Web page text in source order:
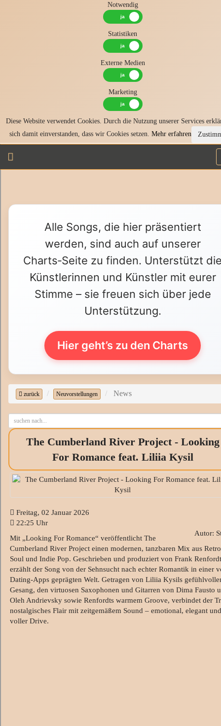
Notwendig
Statistiken
Externe Medien
Marketing
Diese Website verwendet Cookies. Durch die Nutzung unserer Services
sich damit einverstanden, dass wir Cookies setzen. Mehr erfahren
Alle Songs, die hier präsentiert
werden, sind auch auf unserer
Charts‑Seite zu finden. Unterstützt
Künstlerinnen und Künstler mit eurer
Stimme – sie freuen sich über jede
Unterstützung.
Hier geht’s zu den Charts
zurück Neuvorstellungen News
The Cumberland River Project - Looking
For Romance feat. Liliia Kysil
Freitag, 02 Januar 2026
22:25 Uhr
Autor:
Mit „Looking For Romance“ veröffentlicht The
Cumberland River Project einen modernen, tanzbaren Mix aus
Soul und Indie Pop. Geschrieben und produziert von Frank
erzählt der Song von der Sehnsucht nach echter Romantik in einer
Dating-Apps geprägten Welt. Getragen von Liliia Kysils
Gesang, den virtuosen Saxophonen und Gitarren von Dima Fausto
Oleh Andrievsky sowie Renfordts warmem Groove, verbindet der
nostalgisches Flair mit zeitgemäßem Sound – emotional, elegant und
voller Drive.